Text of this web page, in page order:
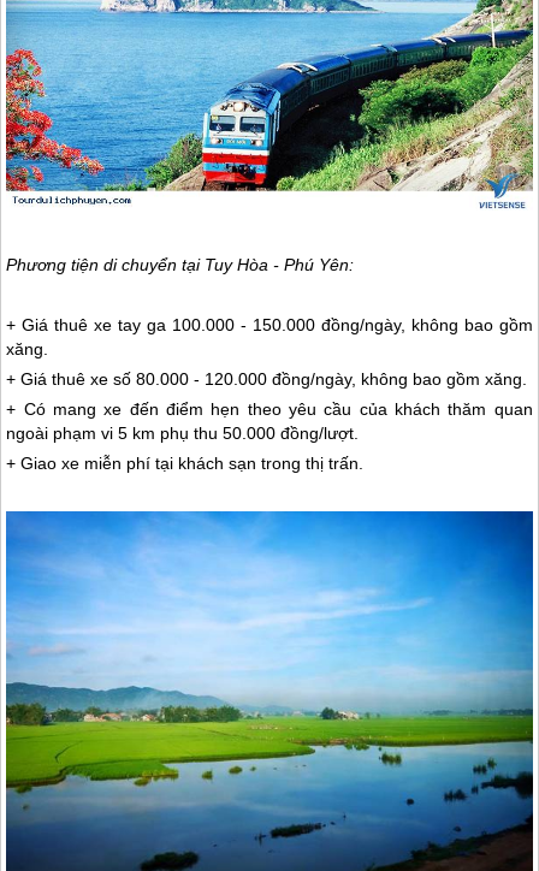
Phương tiện di chuyển tại Tuy Hòa -Phú Yên:
+ Giá thuê xe tay ga 100.000 - 150.000 đồng/ngày, không bao gồm
xăng.
+ Giá thuê xe số 80.000 - 120.000 đồng/ngày, không bao gồm xăng.
+ Có mang xe đến điểm hẹn theo yêu cầu của khách thăm quan
ngoài phạm vi 5 km phụ thu 50.000 đồng/lượt.
+ Giao xe miễn phí tại khách sạn trong thị trấn.